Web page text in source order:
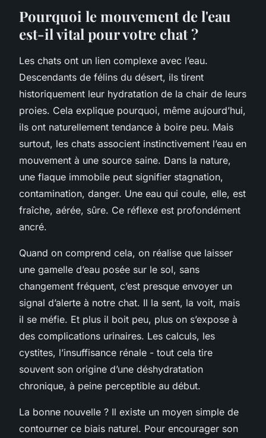
Pourquoi le mouvement de l'eau
est-il vital pour votre chat ?
Les chats ont un lien complexe avec l’eau.
Descendants de félins du désert, ils tirent
historiquement leur hydratation de la chair de leurs
proies. Cela explique pourquoi, même aujourd’hui,
ils ont naturellement tendance à boire peu. Mais
surtout, les chats associent instinctivement l’eau en
mouvement à une source saine. Dans la nature,
une flaque immobile peut signifier stagnation,
contamination, danger. Une eau qui coule, elle, est
fraîche, aérée, sûre. Ce réflexe est profondément
ancré.
Quand on comprend cela, on réalise que laisser
une gamelle d’eau posée sur le sol, sans
changement fréquent, c’est presque envoyer un
signal d’alerte à notre chat. Il la sent, la voit, mais
il se méfie. Et plus il boit peu, plus on s’expose à
des complications urinaires. Les calculs, les
cystites, l’insuffisance rénale - tout cela tire
souvent son origine d’une déshydratation
chronique, à peine perceptible au début.
La bonne nouvelle ? Il existe un moyen simple de
contourner ce biais naturel. Pour encourager son